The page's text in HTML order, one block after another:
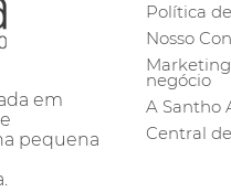
em
pequena
Política
Nosso
negócio
A Santho
Central